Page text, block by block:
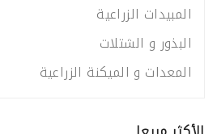
المبيدات الزراعية
البذور و الشتلات
المعدات و الميكنة الزراعية